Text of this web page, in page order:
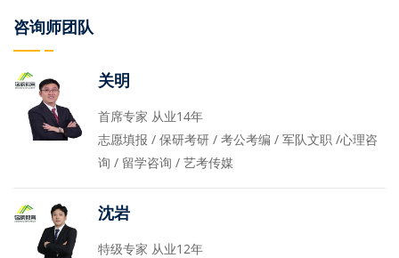
咨询师团队
关明
首席专家 从业14年
志愿填报 / 保研考研 / 考公考编 / 军队文职 /心理咨
询 / 留学咨询 / 艺考传媒
沈岩
特级专家 从业12年